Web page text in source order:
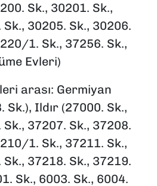
Sk., 30201. Sk.,
30205. Sk., 30206.
1. Sk., 37256. Sk.,
Evleri)
arası: Germiyan
Sk.), Ildır (27000. Sk.,
37207. Sk., 37208.
1. Sk., 37211. Sk.,
37218. Sk., 37219.
Sk., 6003. Sk., 6004.